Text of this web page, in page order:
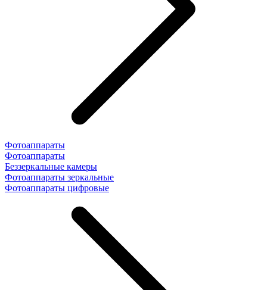
Фотоаппараты
Фотоаппараты
Беззеркальные камеры
Фотоаппараты зеркальные
Фотоаппараты цифровые